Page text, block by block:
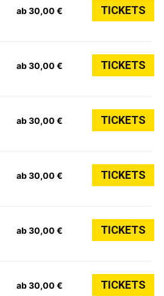
ab 30,00 € TICKETS
ab 30,00 € TICKETS
ab 30,00 € TICKETS
ab 30,00 € TICKETS
ab 30,00 € TICKETS
ab 30,00 € TICKETS